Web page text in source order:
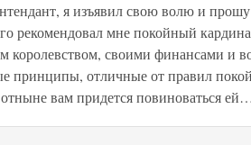
я изъявил свою волю и
рекомендовал мне покойный
королевством, своими финансами и
принципы, отличные от правил
вам придется повиноваться